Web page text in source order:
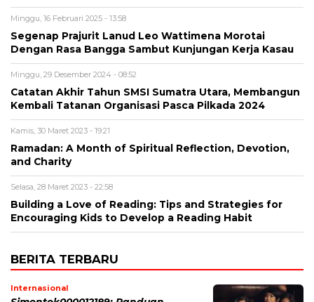
Minggu, 16 Februari 2025 - 13:58
Segenap Prajurit Lanud Leo Wattimena Morotai
Dengan Rasa Bangga Sambut Kunjungan Kerja Kasau
Minggu, 29 Desember 2024 - 08:52
Catatan Akhir Tahun SMSI Sumatra Utara, Membangun
Kembali Tatanan Organisasi Pasca Pilkada 2024
Kamis, 30 Maret 2023 - 19:21
Ramadan: A Month of Spiritual Reflection, Devotion,
and Charity
Selasa, 28 Maret 2023 - 22:58
Building a Love of Reading: Tips and Strategies for
Encouraging Kids to Develop a Reading Habit
BERITA TERBARU
Internasional